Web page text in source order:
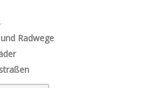
Radwege